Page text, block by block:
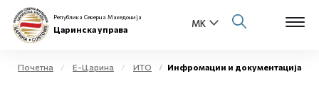
Република Северна Македонија
Царинска управа
Почетна Е-Царина ИТО Инфромации и документација